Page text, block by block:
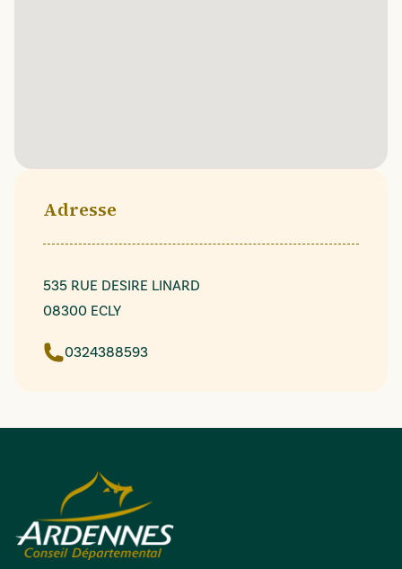
Adresse
535 RUE DESIRE LINARD
08300 ECLY
0324388593